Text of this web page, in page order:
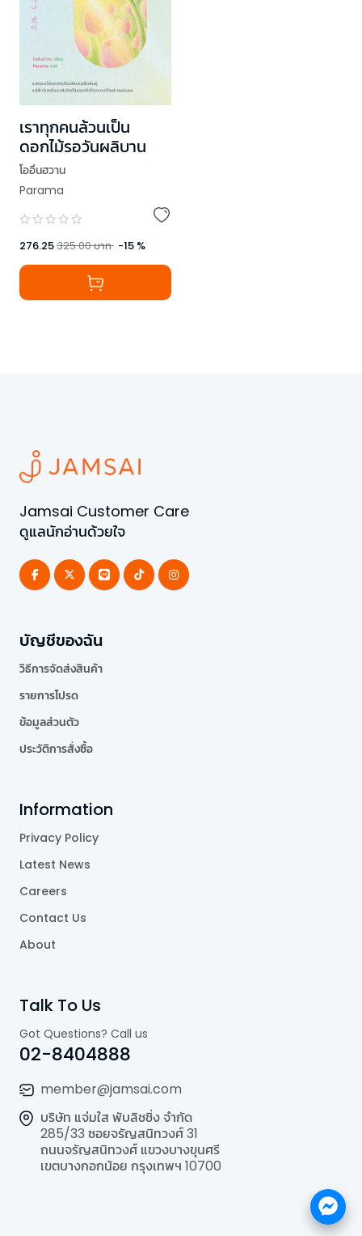
เราทุกคนล้วนเป็น
ดอกไม้รอวันผลิบาน
โออึนฮวาน
Parama
276.25325.00บาท -15 %
Jamsai Customer Care
ดูแลนักอ่านด้วยใจ
บัญชีของฉัน
วิธีการจัดส่งสินค้า
รายการโปรด
ข้อมูลส่วนตัว
ประวัติการสั่งซื้อ
Information
Privacy Policy
Latest News
Careers
Contact Us
About
Talk To Us
Got Questions? Call us
02-8404888
member@jamsai.com
บริษัท แจ่มใส พับลิชชิ่ง จำกัด
285/33 ซอยจรัญสนิทวงศ์ 31
ถนนจรัญสนิทวงศ์ แขวงบางขุนศรี
เขตบางกอกน้อย กรุงเทพฯ 10700